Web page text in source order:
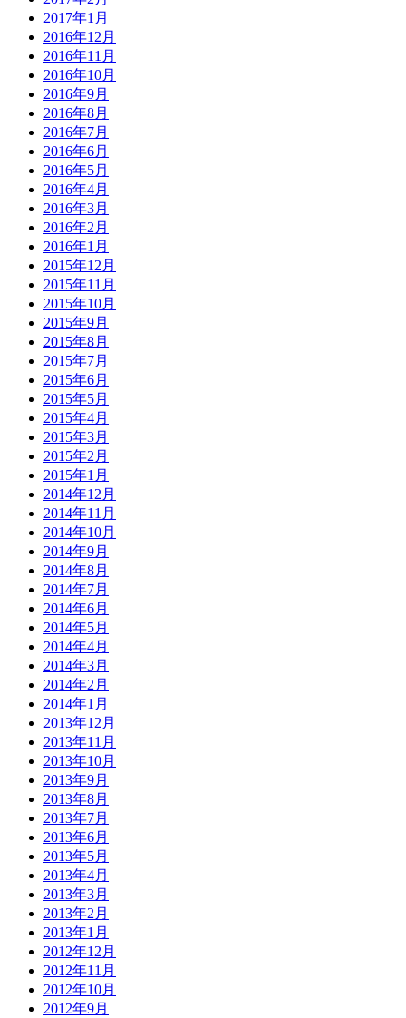
2017年1月
2016年12月
2016年11月
2016年10月
2016年9月
2016年8月
2016年7月
2016年6月
2016年5月
2016年4月
2016年3月
2016年2月
2016年1月
2015年12月
2015年11月
2015年10月
2015年9月
2015年8月
2015年7月
2015年6月
2015年5月
2015年4月
2015年3月
2015年2月
2015年1月
2014年12月
2014年11月
2014年10月
2014年9月
2014年8月
2014年7月
2014年6月
2014年5月
2014年4月
2014年3月
2014年2月
2014年1月
2013年12月
2013年11月
2013年10月
2013年9月
2013年8月
2013年7月
2013年6月
2013年5月
2013年4月
2013年3月
2013年2月
2013年1月
2012年12月
2012年11月
2012年10月
2012年9月